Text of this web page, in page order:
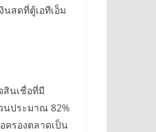
สดที่ตู้เอทีเอ็ม
สินเชื่อที่มี
นประมาณ 82%
ครองตลาดเป็น